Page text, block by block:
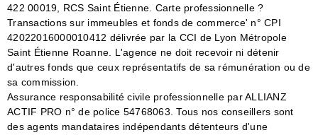
422 00019, RCS Saint Étienne. Carte professionnelle ?
Transactions sur immeubles et fonds de commerce' n° CPI
42022016000010412 délivrée par la CCI de Lyon Métropole
Saint Étienne Roanne. L'agence ne doit recevoir ni détenir
d'autres fonds que ceux représentatifs de sa rémunération ou de
sa commission.
Assurance responsabilité civile professionnelle par ALLIANZ
ACTIF PRO n° de police 54768063. Tous nos conseillers sont
des agents mandataires indépendants détenteurs d'une